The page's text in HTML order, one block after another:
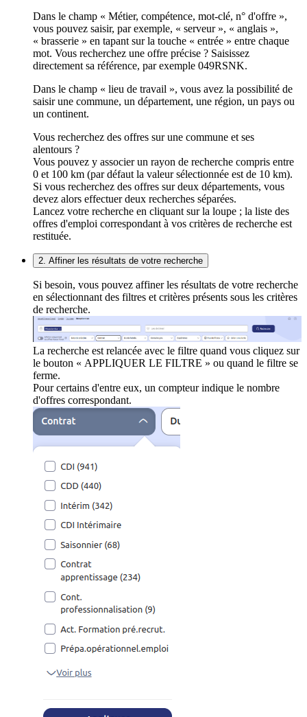
Dans le champ « Métier, compétence, mot-clé, n° d'offre »,
vous pouvez saisir, par exemple, « serveur », « anglais »,
« brasserie » en tapant sur la touche « entrée » entre chaque
mot. Vous recherchez une offre précise ? Saisissez
directement sa référence, par exemple 049RSNK.
Dans le champ « lieu de travail », vous avez la possibilité de
saisir une commune, un département, une région, un pays ou
un continent.
Vous recherchez des offres sur une commune et ses
alentours ?
Vous pouvez y associer un rayon de recherche compris entre
0 et 100 km (par défaut la valeur sélectionnée est de 10 km).
Si vous recherchez des offres sur deux départements, vous
devez alors effectuer deux recherches séparées.
Lancez votre recherche en cliquant sur la loupe ; la liste des
offres d'emploi correspondant à vos critères de recherche est
restituée.
2. Affiner les résultats de votre recherche
Si besoin, vous pouvez affiner les résultats de votre recherche
en sélectionnant des filtres et critères présents sous les critères
de recherche.
La recherche est relancée avec le filtre quand vous cliquez sur
le bouton « APPLIQUER LE FILTRE » ou quand le filtre se
ferme.
Pour certains d'entre eux, un compteur indique le nombre
d'offres correspondant.